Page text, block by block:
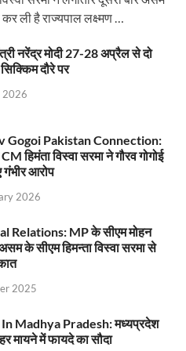
Date: बुलेट ट्रेन की आ गई तारीख कब
योगी सरकार के प्रयास से सनातन का
Network: 2026 के लिए मंच तैयार
wave: यूपी में 12वीं तक के सभी स्कूल 1
Nainital: CM पुष्कर सिंह धामी ने घोड़ा
Food Start UP : सीएम योगी की
Sengar: CJI की अध्यक्षता वाली बेंच
Bhaiya: राजा भैया को मिला 1.5 करोड का
Sarkar: धामी मॉडल ने शासन को जनता के
Case: अंकिता भंडारी केस से संबंधित
ली है राज्यपाल लक्ष्मण …
नरेंद्र मोदी 27-28 अप्रैल से दो
दौरे पर
2026
Gogoi Pakistan Connection:
हिमंता विस्वा सरमा ने गौरव गोगोई
गंभीर आरोप
2026
Relations: MP के सीएम मोहन
के सीएम हिमन्ता विस्वा सरमा से
2025
Madhya Pradesh: मध्यप्रदेश
मायने में फायदे का सौदा